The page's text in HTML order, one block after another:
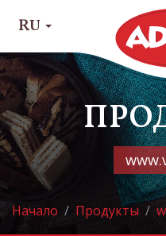
RU
Начало Продукты